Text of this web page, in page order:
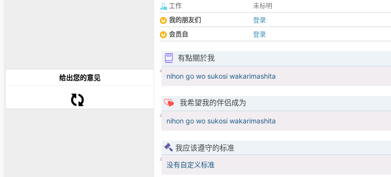
给出您的意见
工作
未标明
我的朋友们
登录
会员自
登录
有點關於我
nihon go wo sukosi wakarimashita
我希望我的伴侣成为
nihon go wo sukosi wakarimashita
我应该遵守的标准
没有自定义标准